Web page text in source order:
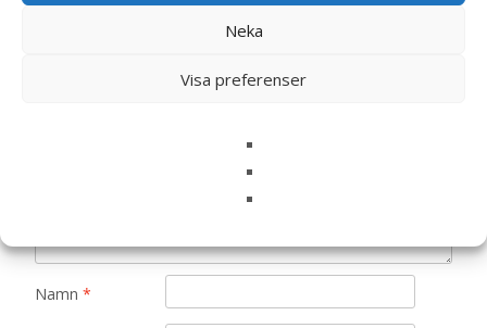
Neka
Visa preferenser
Din e-postadress kommer inte publiceras.
Namn *